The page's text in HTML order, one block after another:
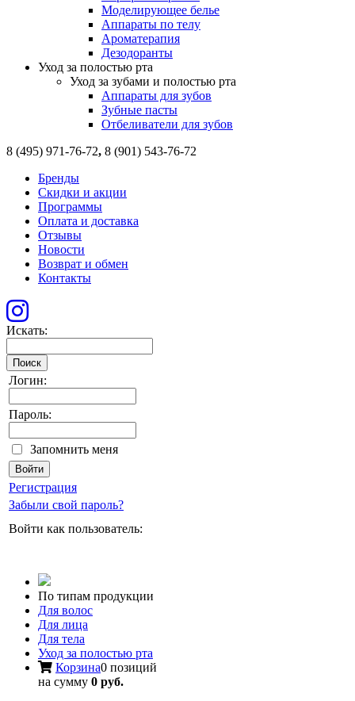
Моделирующее белье
Аппараты по телу
Ароматерапия
Дезодоранты
Уход за полостью рта
Уход за зубами и полостью рта
Аппараты для зубов
Зубные пасты
Отбеливатели для зубов
8 (495) 971-76-72, 8 (901) 543-76-72
Бренды
Скидки и акции
Программы
Оплата и доставка
Отзывы
Новости
Возврат и обмен
Контакты
Искать:
Поиск
Логин:
Пароль:
Запомнить меня
Регистрация
Забыли свой пароль?
Войти как пользователь:
По типам продукции
Для волос
Для лица
Для тела
Уход за полостью рта
Корзина0 позиций
на сумму 0 руб.